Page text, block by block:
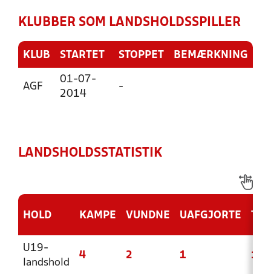
KLUBBER SOM LANDSHOLDSSPILLER
KLUB STARTET STOPPET BEMÆRKNING
AGF
01-07-
2014
-
LANDSHOLDSSTATISTIK
HOLD KAMPE VUNDNE UAFGJORTE
U19-
landshold
4 2 1 1